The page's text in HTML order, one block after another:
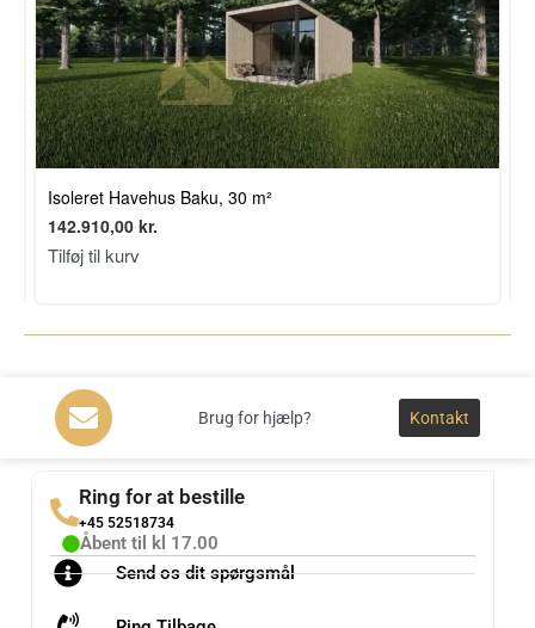
Isoleret Havehus Baku, 30 m²
142.910,00 kr.
Tilføj til kurv
Brug for hjælp? Kontakt
Ring for at bestille
+45 52518734
Åbent til kl 17.00
Send os dit spørgsmål